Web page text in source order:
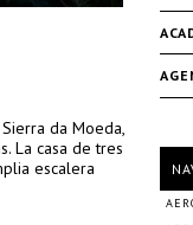
da Moeda,
La casa de tres
escalera